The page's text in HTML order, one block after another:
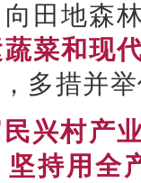
田地森
菜和现
多措并
兴村产
坚持用全